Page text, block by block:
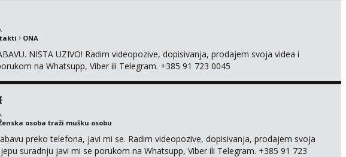
ONA
NISTA UZIVO! Radim videopozive, dopisivanja, prodajem svoja videa i
na Whatsupp, Viber ili Telegram. +385 91 723 0045
osoba traži mušku osobu
preko telefona, javi mi se. Radim videopozive, dopisivanja, prodajem svoja
suradnju javi mi se porukom na Whatsupp, Viber ili Telegram. +385 91 723